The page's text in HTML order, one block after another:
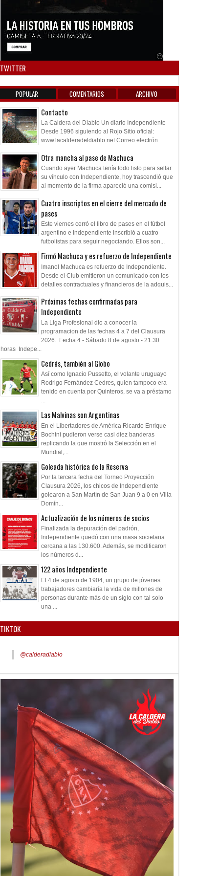
TWITTER
POPULAR COMENTARIOS ARCHIVO
Contacto
La Caldera del Diablo Un diario Independiente
Desde 1996 siguiendo al Rojo Sitio oficial:
www.lacalderadeldiablo.net Correo electrón...
Otra mancha al pase de Machuca
Cuando ayer Machuca tenía todo listo para sellar
su vínculo con Independiente, hoy trascendió que
al momento de la firma apareció una comisi...
Cuatro inscriptos en el cierre del mercado de
pases
Este viernes cerró el libro de pases en el fútbol
argentino e Independiente inscribió a cuatro
futbolistas para seguir negociando. Ellos son...
Firmó Machuca y es refuerzo de Independiente
Imanol Machuca es refuerzo de Independiente.
Desde el Club emitieron un comunicado con los
detalles contractuales y financieros de la adquis...
Próximas fechas confirmadas para
Independiente
La Liga Profesional dio a conocer la
programacion de las fechas 4 a 7 del Clausura
2026. Fecha 4 - Sábado 8 de agosto - 21.30
horas Indepe...
Cedrés, también al Globo
Así como Ignacio Pussetto, el volante uruguayo
Rodrigo Fernández Cedres, quien tampoco era
tenido en cuenta por Quinteros, se va a préstamo
...
Las Malvinas son Argentinas
En el Libertadores de América Ricardo Enrique
Bochini pudieron verse casi diez banderas
replicando la que mostró la Selección en el
Mundial,...
Goleada histórica de la Reserva
Por la tercera fecha del Torneo Proyección
Clausura 2026, los chicos de Independiente
golearon a San Martín de San Juan 9 a 0 en Villa
Domín...
Actualización de los números de socios
Finalizada la depuración del padrón,
Independiente quedó con una masa societaria
cercana a las 130.600. Además, se modificaron
los números d...
122 años Independiente
El 4 de agosto de 1904, un grupo de jóvenes
trabajadores cambiaría la vida de millones de
personas durante más de un siglo con tal solo
una ...
TIKTOK
@calderadiablo